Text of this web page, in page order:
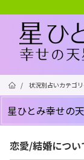
/ 状況別占いカテゴ
星ひとみ幸せの
恋愛/結婚につ